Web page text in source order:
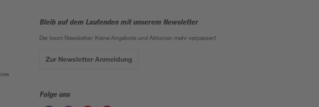
Bleib auf dem Laufenden mit unserem Newsletter
Der toom Newsletter: Keine Angebote und Aktionen mehr verpassen!
Zur Newsletter Anmeldung
Folge uns